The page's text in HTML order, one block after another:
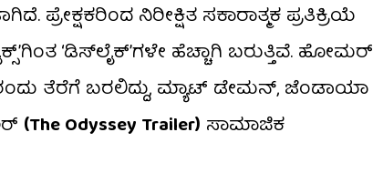
ಪ್ರೇಕ್ಷಕರಿಂದ ನಿರೀಕ್ಷಿತ ಸಕಾರಾತ್ಮಕ ಪ್ರತಿಕ್ರಿಯೆ
‘ಡಿಸ್‌ಲೈಕ್’ಗಳೇ ಹೆಚ್ಚಾಗಿ ಬರುತ್ತಿವೆ. ಹೋಮರ್
ತೆರೆಗೆ ಬರಲಿದ್ದು, ಮ್ಯಾಟ್ ಡೇಮನ್, ಜೆಂಡಾಯಾ
(The Odyssey Trailer) ಸಾಮಾಜಿಕ